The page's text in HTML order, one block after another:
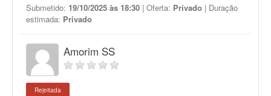
Submetido: 19/10/2025 às 18:30 | Oferta: Privado | Duração
estimada: Privado
Amorim SS
Rejeitada